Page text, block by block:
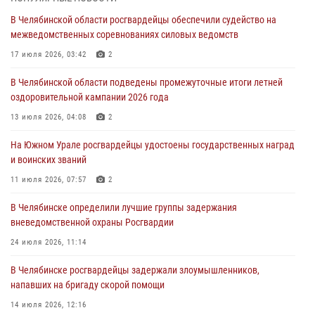
Росгвардейцы задержали трёх магазинных воров в Челябинске
На Южном Урале сотрудники Росгвардии задержали
подозреваемого в совершении убийства
В Челябинской области росгвардейцами по горячим следам
задержан подозреваемый в грабеже
В Челябинской области росгвардейцы обеспечили судейство на
межведомственных соревнованиях силовых ведомств
17 июля 2026, 03:42 2
В Челябинской области подведены промежуточные итоги летней
оздоровительной кампании 2026 года
13 июля 2026, 04:08 2
На Южном Урале росгвардейцы удостоены государственных наград
и воинских званий
11 июля 2026, 07:57 2
В Челябинске определили лучшие группы задержания
вневедомственной охраны Росгвардии
24 июля 2026, 11:14
В Челябинске росгвардейцы задержали злоумышленников,
напавших на бригаду скорой помощи
14 июля 2026, 12:16